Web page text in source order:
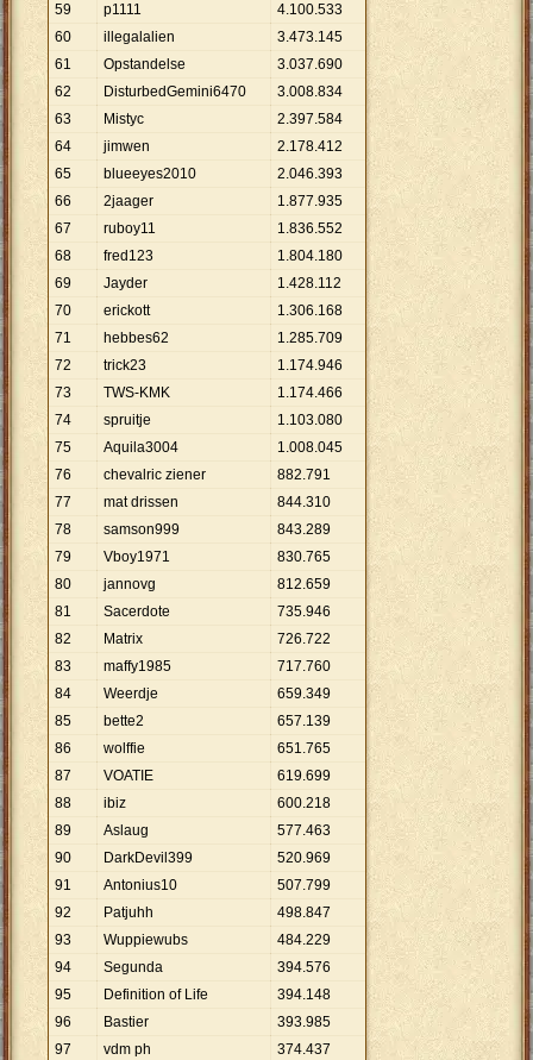
59 p1111 4.100.533
60
illegalalien 3.473.145
61
Opstandelse 3.037.690
62
DisturbedGemini6470 3.008.834
63
Mistyc 2.397.584
64
jimwen 2.178.412
65
blueeyes2010 2.046.393
66
2jaager 1.877.935
67
ruboy11 1.836.552
68
fred123 1.804.180
69
Jayder 1.428.112
70
erickott 1.306.168
71
hebbes62 1.285.709
72
trick23 1.174.946
73
TWS-KMK 1.174.466
74
spruitje 1.103.080
75
Aquila3004 1.008.045
76
chevalric ziener 882.791
77
mat drissen 844.310
78
samson999 843.289
79
Vboy1971 830.765
80
jannovg 812.659
81
Sacerdote 735.946
82
Matrix 726.722
83
maffy1985 717.760
84
Weerdje 659.349
85
bette2 657.139
86
wolffie 651.765
87
VOATIE 619.699
88
ibiz 600.218
89
Aslaug 577.463
90
DarkDevil399 520.969
91
Antonius10 507.799
92
Patjuhh 498.847
93
Wuppiewubs 484.229
94
Segunda 394.576
95
Definition of Life 394.148
96
Bastier 393.985
97
vdm ph 374.437